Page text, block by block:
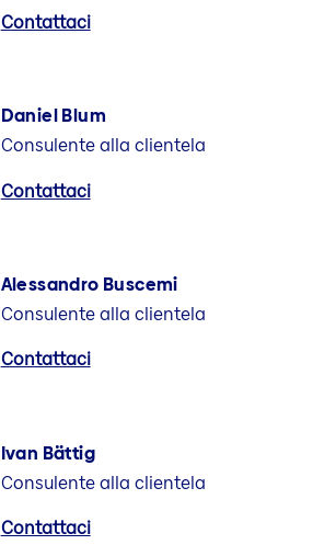
Contattaci
Daniel Blum
Consulente alla clientela
Contattaci
Alessandro Buscemi
Consulente alla clientela
Contattaci
Ivan Bättig
Consulente alla clientela
Contattaci